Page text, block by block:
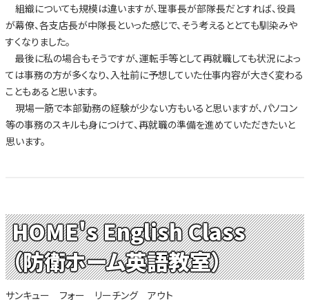
組織についても規模は違いますが、理事長が部隊長だとすれば、役員
が幕僚、各支店長が中隊長といった感じで、そう考えるととても馴染みや
すくなりました。
最後に私の場合もそうですが、運転手等として再就職しても状況によっ
ては事務の方が多くなり、入社前に予想していた仕事内容が大きく変わる
こともあると思います。
現場一筋で本部勤務の経験が少ない方もいると思いますが、パソコン
等の事務のスキルも身につけて、再就職の準備を進めていただきたいと
思います。
HOME's English Class
（防衛ホーム英語教室）
サンキュー フォー リーチング アウト